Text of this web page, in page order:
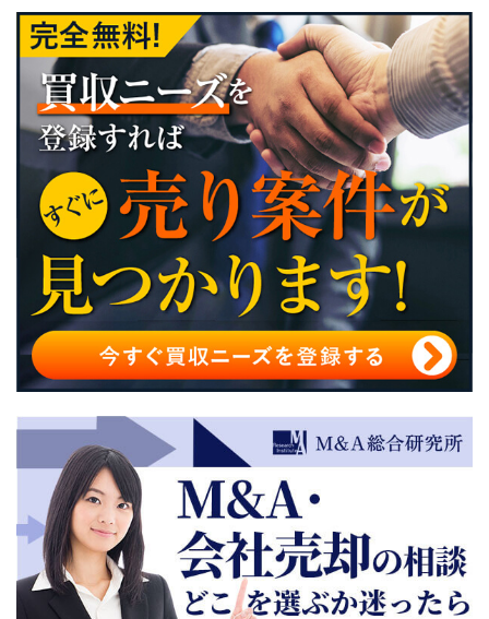
着物業界の概要と動向
着物業界のM&Aにおけるメリット
着物業界のM&Aにおける買収・売却事例3選
着物会社をM&Aする際の流れ
着物会社のM&Aにおける注意点
着物業界のM&A・事業売却まとめ